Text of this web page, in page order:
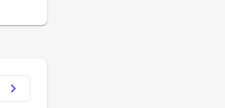
keyboard_arrow_right